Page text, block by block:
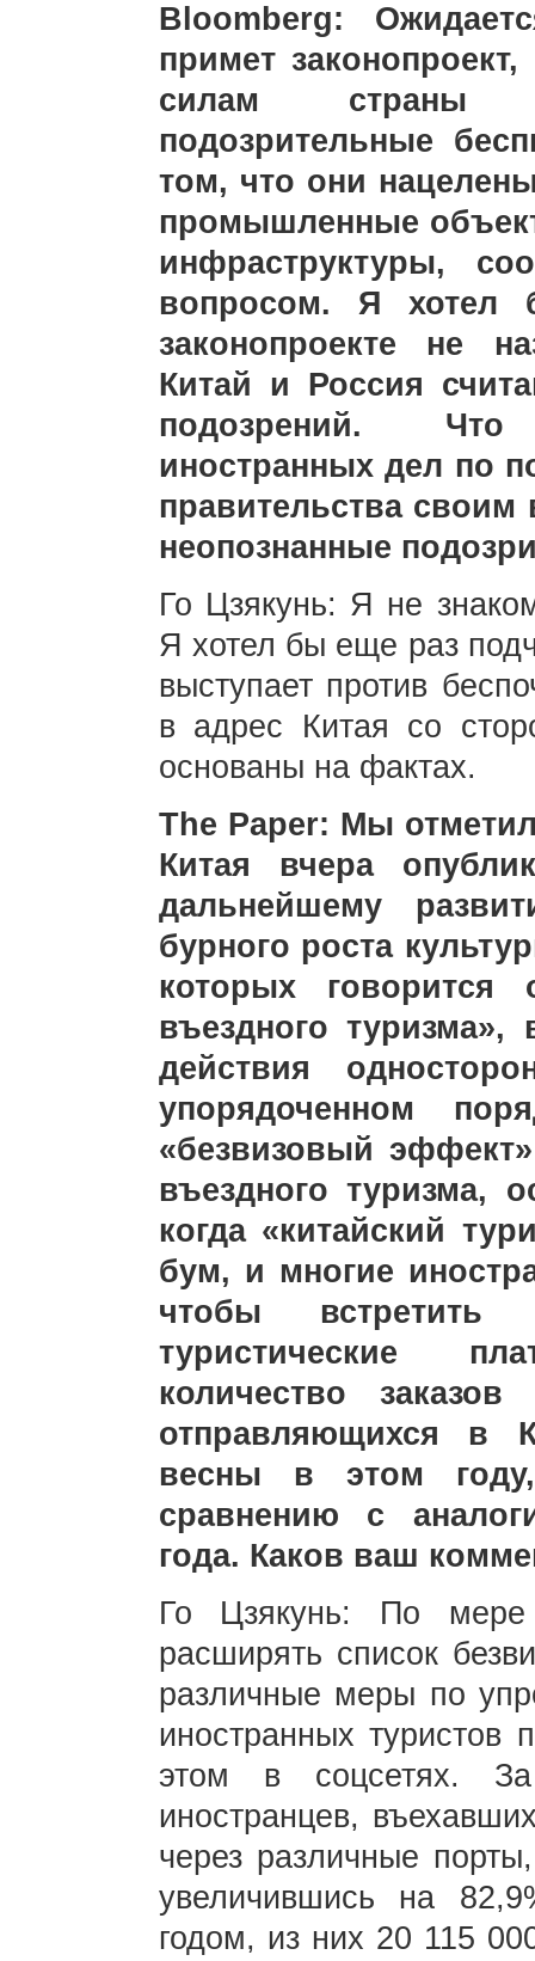
Bloomberg:
примет
силам страны
подозрительные
том, что они
промышленные
инфраструктуры,
вопросом. Я хотел
законопроекте не
Китай и Россия
подозрений.
иностранных дел по
правительства
неопознанные
Го Цзякунь: Я не
Я хотел бы еще раз
выступает против
в адрес Китая со
основаны на фактах.
The Paper: Мы
Китая вчера
дальнейшему
бурного роста
которых говорится
въездного
действия
упорядоченном
«безвизовый
въездного туризма,
когда «китайский
бум, и многие
чтобы
туристические
количество
отправляющихся в
весны в этом
сравнению с
года. Каков ваш
Го Цзякунь: По мере
расширять список
различные меры по
иностранных туристов
этом в соцсетях.
иностранцев,
через различные
увеличившись на
годом, из них 20 115